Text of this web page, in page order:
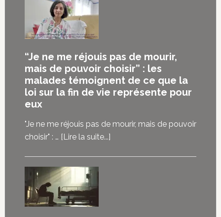
“Je ne me réjouis pas de mourir,
mais de pouvoir choisir” : les
malades témoignent de ce que la
loi sur la fin de vie représente pour
eux
"Je ne me réjouis pas de mourir, mais de pouvoir
choisir" : … [Lire la suite...]à